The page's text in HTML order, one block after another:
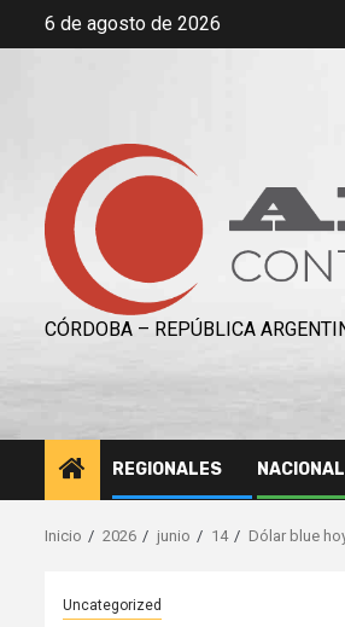
Saltar6 de agosto de 2026
CÓRDOBA – REPÚBLICA
REGIONALES
Inicio 2026 junio 14 Dólar blue
Uncategorized